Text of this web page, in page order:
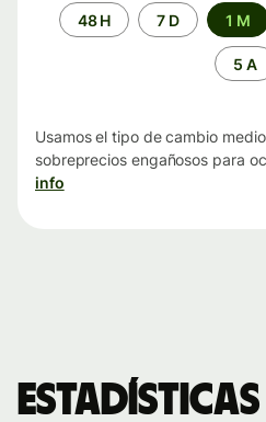
Periodo48 H 7 D 1 M
5 A
Usamos el tipo de cambio
sobreprecios engañosos para
info
Estadísticas